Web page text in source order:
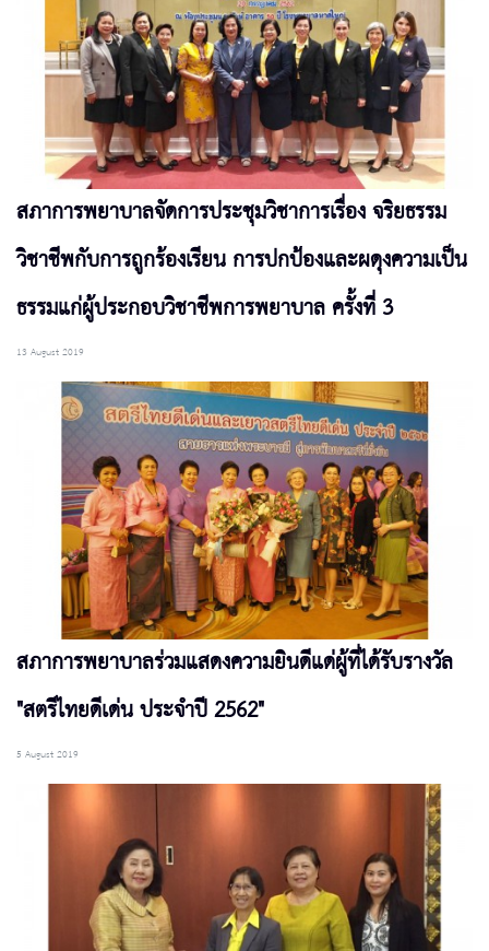
สภาการพยาบาลจัดการประชุมวิชาการเรื่อง จริยธรรม
วิชาชีพกับการถูกร้องเรียน การปกป้องและผดุงความเป็น
ธรรมแก่ผู้ประกอบวิชาชีพการพยาบาล ครั้งที่ 3
13 August 2019
สภาการพยาบาลร่วมแสดงความยินดีแด่ผู้ที่ได้รับรางวัล
"สตรีไทยดีเด่น ประจำปี 2562"
5 August 2019